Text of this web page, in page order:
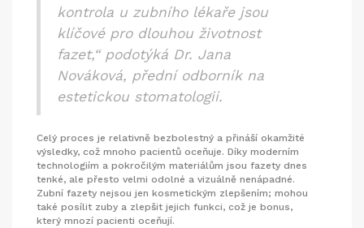
kontrola u zubního lékaře jsou
klíčové pro dlouhou životnost
fazet,“ podotýká Dr. Jana
Nováková, přední odborník na
estetickou stomatologii.
Celý proces je relativně bezbolestný a přináší okamžité
výsledky, což mnoho pacientů oceňuje. Díky moderním
technologiím a pokročilým materiálům jsou fazety dnes
tenké, ale přesto velmi odolné a vizuálně nenápadné.
Zubní fazety nejsou jen kosmetickým zlepšením; mohou
také posílit zuby a zlepšit jejich funkci, což je bonus,
který mnozí pacienti oceňují.